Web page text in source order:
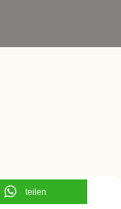
teilen